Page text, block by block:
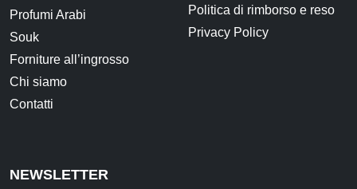
Argilla e Fanghi
Oli Essenziali
Make up
Profumi Arabi
Souk
Forniture all’ingrosso
Chi siamo
Contatti
Politica di rimborso e reso
Privacy Policy
NEWSLETTER